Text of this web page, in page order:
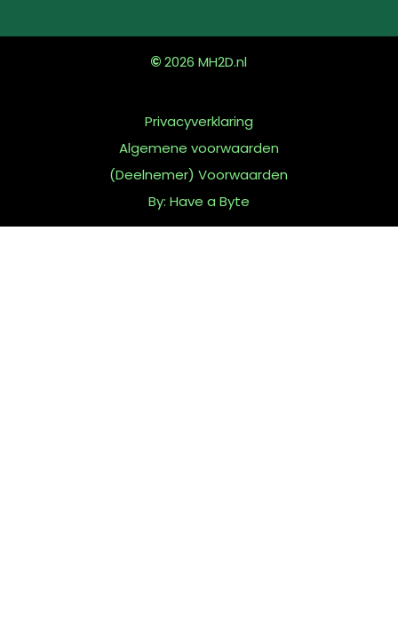
©2026 MH2D.nl
Privacyverklaring
Algemene voorwaarden
(Deelnemer) Voorwaarden
By: Have a Byte